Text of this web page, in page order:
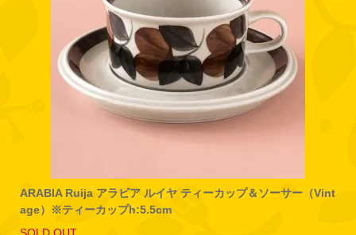
ARABIA Ruija アラビア ルイヤ ティーカップ＆ソーサー（Vint
age）※ティーカップh:5.5cm